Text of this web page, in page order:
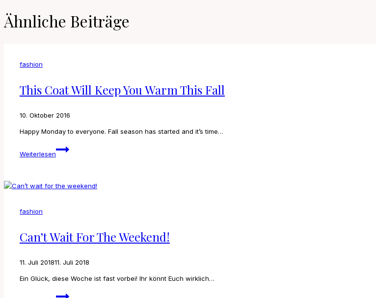
Ähnliche Beiträge
fashion
This Coat Will Keep You Warm This Fall
10. Oktober 2016
Happy Monday to everyone. Fall season has started and it’s time…
Weiterlesen
This
coat
you
fashion
Can’t Wait For The Weekend!
11. Juli 201811. Juli 2018
Ein Glück, diese Woche ist fast vorbei! Ihr könnt Euch wirklich…
Can’t